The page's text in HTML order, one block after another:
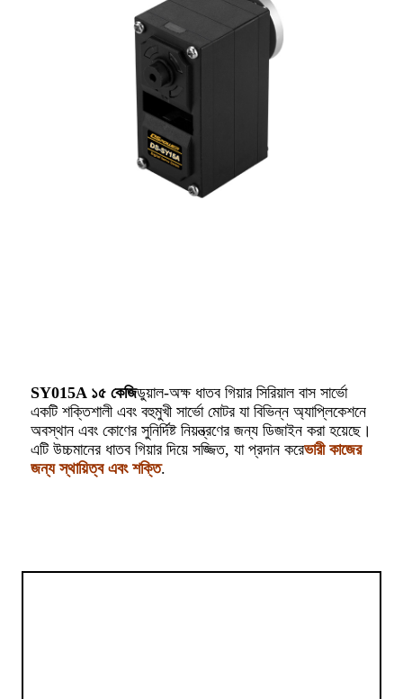
SY015A ১৫ কেজিডুয়াল-অক্ষ ধাতব গিয়ার সিরিয়াল বাস সার্ভো
একটি শক্তিশালী এবং বহুমুখী সার্ভো মোটর যা বিভিন্ন অ্যাপ্লিকেশনে
অবস্থান এবং কোণের সুনির্দিষ্ট নিয়ন্ত্রণের জন্য ডিজাইন করা হয়েছে।
এটি উচ্চমানের ধাতব গিয়ার দিয়ে সজ্জিত, যা প্রদান করেভারী কাজের
জন্য স্থায়িত্ব এবং শক্তি.